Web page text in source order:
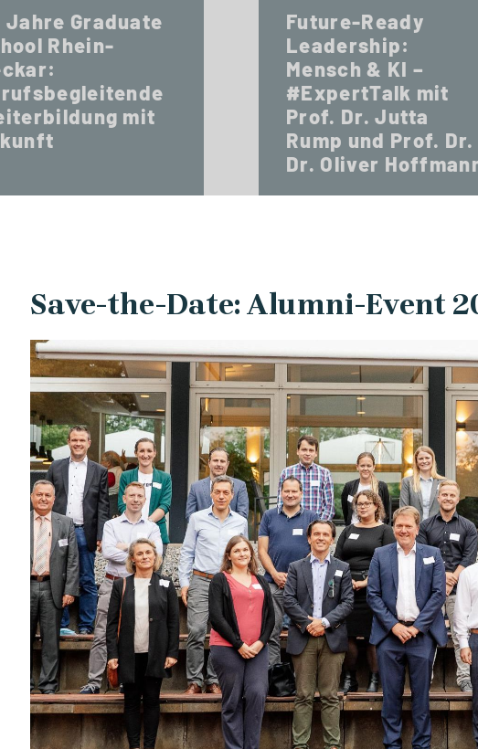
Jahre Graduate
Rhein-
mit
Future-Ready
Leadership:
Mensch & KI –
#ExpertTalk mit
Prof. Dr. Jutta
Rump und Prof. Dr.
Dr. Oliver
Impulse
der HERDSA
in
07.07.2026
mit digitalen
Praxisprojekten
Save-the-Date: Alumni-Event